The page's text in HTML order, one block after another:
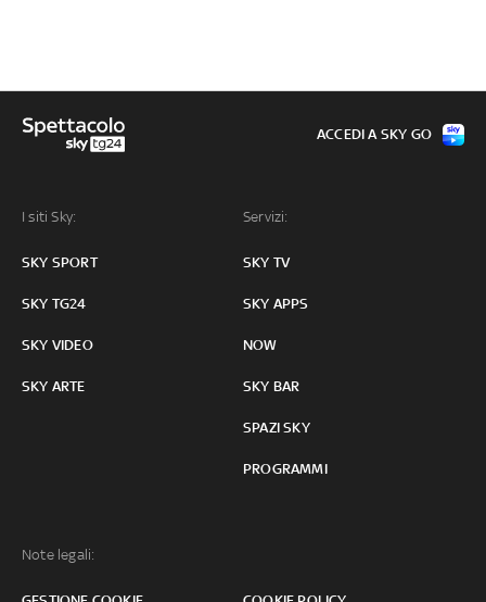
I siti Sky:
SKY SPORT
SKY TG24
SKY VIDEO
SKY ARTE
Servizi:
SKY TV
SKY APPS
NOW
SKY BAR
SPAZI SKY
PROGRAMMI
Note legali:
ACCEDI A SKY GO